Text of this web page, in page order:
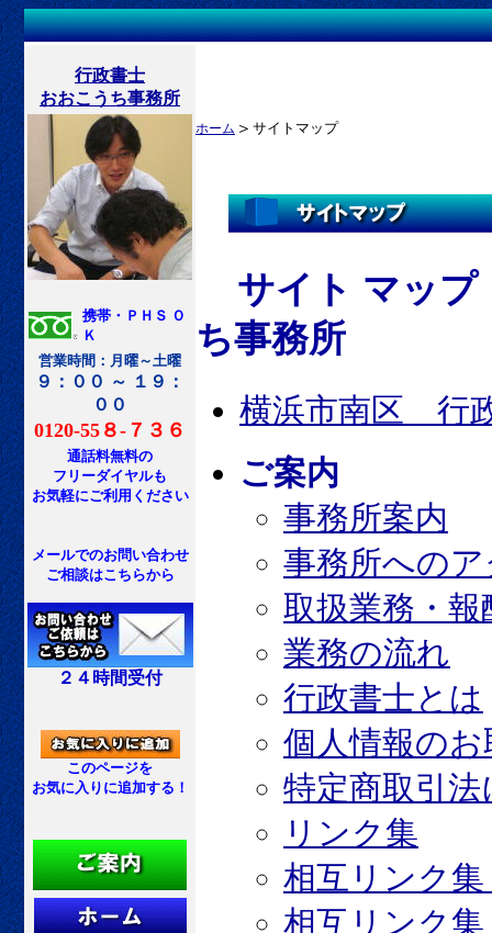
行政書士
おおこうち事務所
携帯・ＰＨＳ Ｏ
Ｋ
営業時間：月曜～土曜
９：００ ～ １９：
００
0120-55８-７３６
通話料無料の
フリーダイヤルも
お気軽にご利用ください
メールでのお問い合わせ
ご相談はこちらから
２４時間受付
このページを
お気に入りに追加する！
ホーム ＞ サイトマップ
サイト マッ
ち事務所
横浜市南区 行
ご案内
事務所案内
事務所への
取扱業務・
業務の流れ
行政書士とは
個人情報の
特定商取引
リンク集
相互リンク集
相互リンク集